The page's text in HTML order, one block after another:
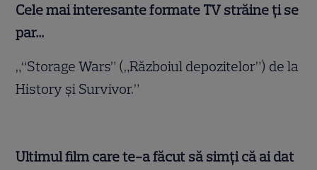
Cele mai interesante formate TV străine ţi se
par…
„“Storage Wars” („Războiul depozitelor”) de la
History şi Survivor.”
Ultimul film care te-a făcut să simţi că ai dat